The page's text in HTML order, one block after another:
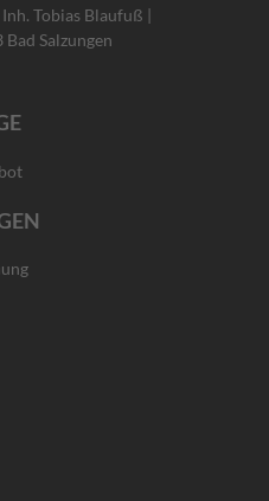
Tobias Blaufuß |
Bad Salzungen